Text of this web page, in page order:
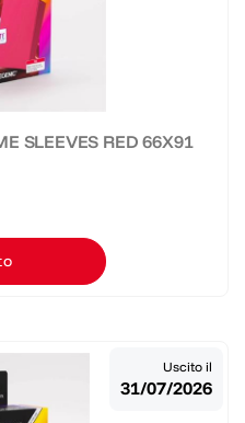
SLEEVES RED 66X91
Uscito il
31/07/2026